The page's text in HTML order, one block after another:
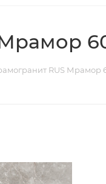
RUS Мрамор